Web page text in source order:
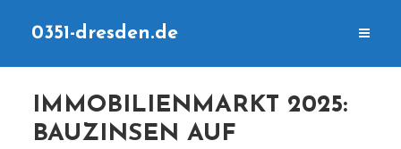
0351-dresden.de
IMMOBILIENMARKT 2025:
BAUZINSEN AUF